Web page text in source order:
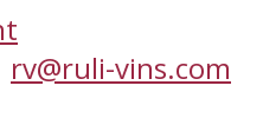
rv@ruli-vins.com